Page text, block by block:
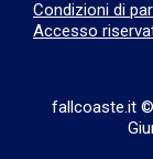
Condizioni di
Accesso
fallcoaste.it